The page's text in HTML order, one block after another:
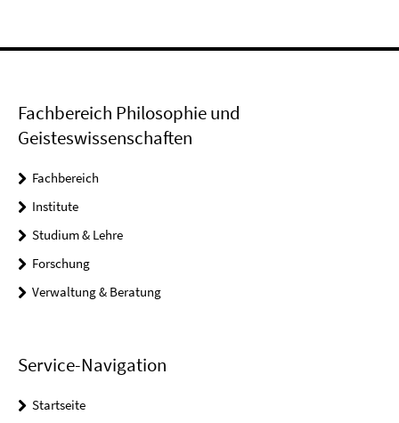
Fachbereich Philosophie und
Geisteswissenschaften
Fachbereich
Institute
Studium & Lehre
Forschung
Verwaltung & Beratung
Service-Navigation
Startseite